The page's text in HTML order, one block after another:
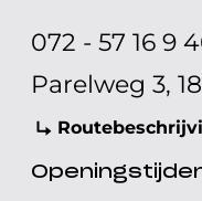
072 - 57 16 9
Parelweg 3,